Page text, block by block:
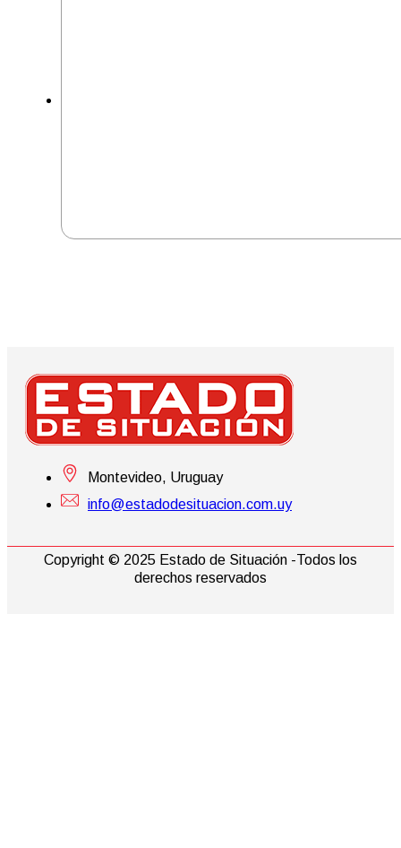
Montevideo, Uruguay
info@estadodesituacion.com.uy
Copyright © 2025 Estado de Situación -Todos los
derechos reservados